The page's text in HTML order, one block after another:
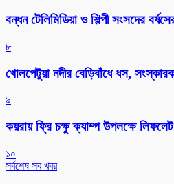
বন্ধন টেলিমিডিয়া ও শিল্পী সংসদের
৮
খোলপেটুয়া নদীর বেড়িবাঁধে ধস,
৯
কয়রায় ফ্রি চক্ষু ক্যাম্প উপলক্ষে
১০
সর্বশেষ সব খবর